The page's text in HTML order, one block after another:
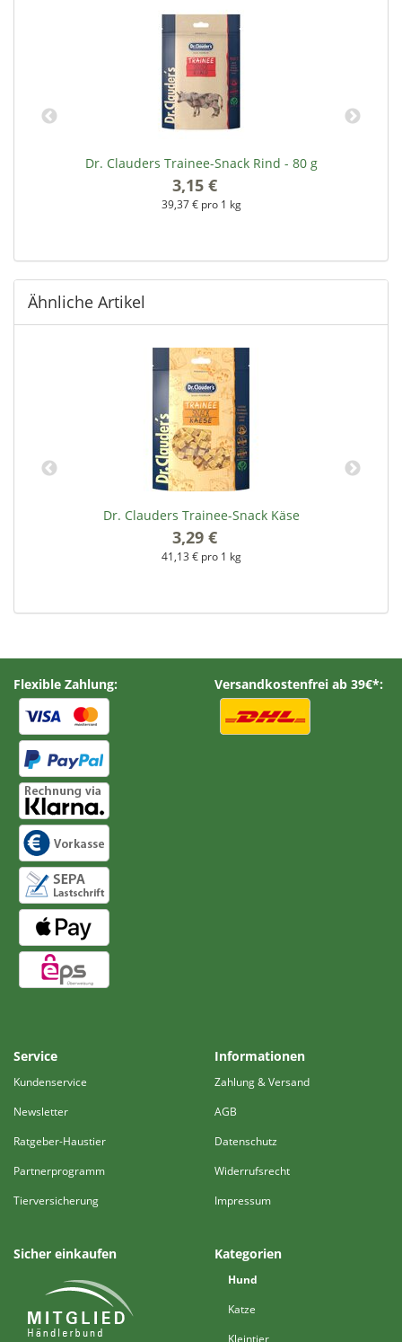
Dr. Clauders Trainee-Snack Rind - 80 g
3,15 €
39,37 € pro 1 kg
Ähnliche Artikel
Dr. Clauders Trainee-Snack Käse
3,29 €
41,13 € pro 1 kg
Flexible Zahlung: Versandkostenfrei ab 39€*:
Service
Kundenservice
Newsletter
Ratgeber-Haustier
Partnerprogramm
Tierversicherung
Informationen
Zahlung & Versand
AGB
Datenschutz
Widerrufsrecht
Impressum
Sicher einkaufen Kategorien
Hund
Katze
Kleintier